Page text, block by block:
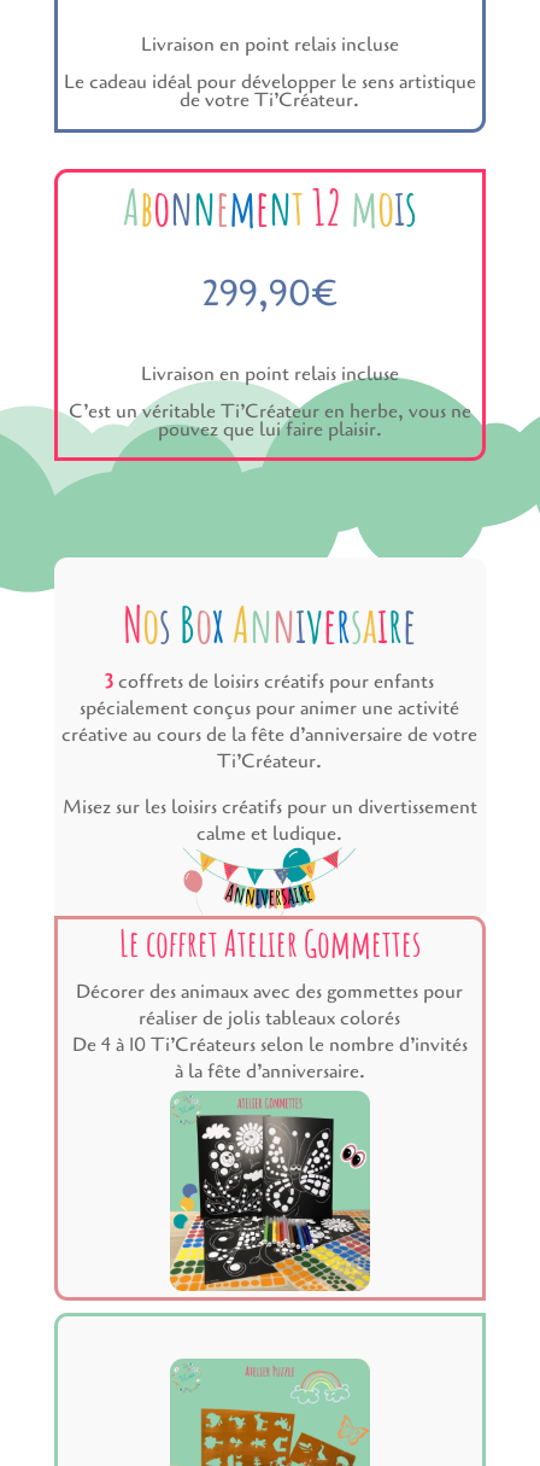
Livraison en point relais incluse
Le cadeau idéal pour développer le sens artistique
de votre Ti’Créateur.
Abonnement12 mois
299,90€
Livraison en point relais incluse
C’est un véritable Ti’Créateur en herbe, vous ne
pouvez que lui faire plaisir.
Nos BoxAnniversaire
3coffrets de loisirs créatifs pour enfants
spécialement conçus pour animer une activité
créative au cours de la fête d’anniversaire de votre
Ti’Créateur.
Misez sur les loisirs créatifs pour un divertissement
calme et ludique.
Le coffret Atelier Gommettes
Décorer des animaux avec des gommettes pour
réaliser de jolis tableaux colorés
De 4 à 10 Ti’Créateurs selon le nombre d’invités
à la fête d’anniversaire.